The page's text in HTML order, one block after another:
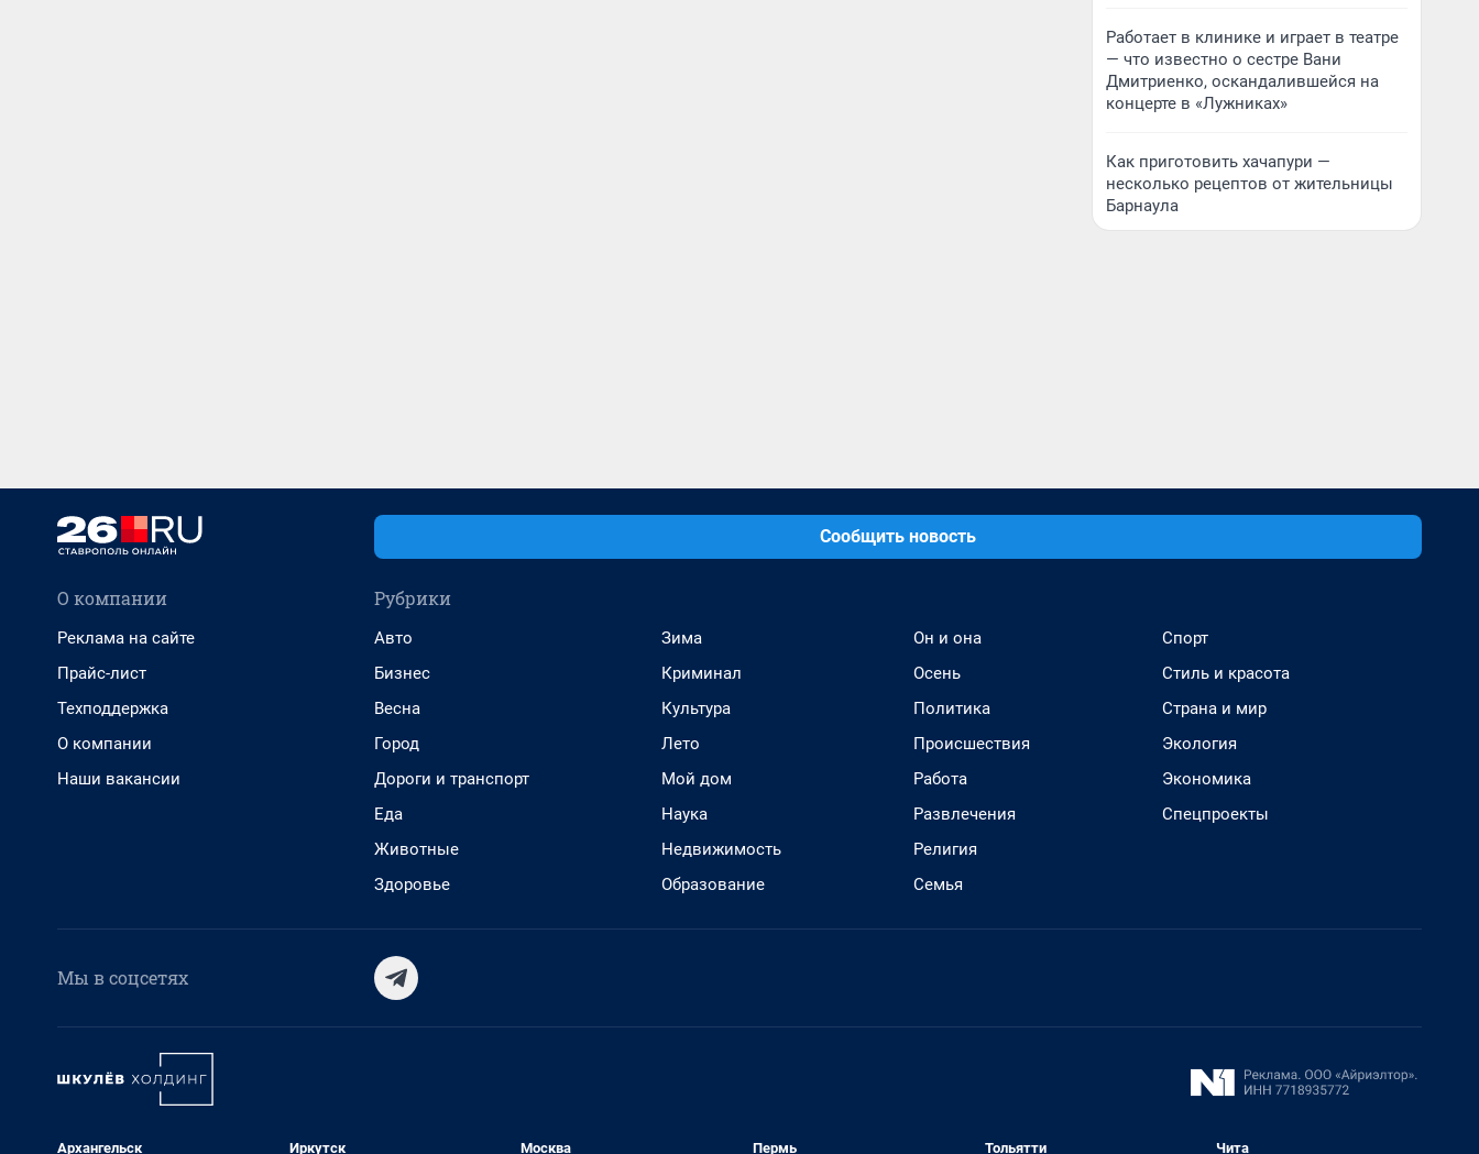
Работает в клинике и играет в театре
— что известно о сестре Вани
Дмитриенко, оскандалившейся на
концерте в «Лужниках»
Как приготовить хачапури —
несколько рецептов от жительницы
Барнаула
Сообщить новость
О компании
Реклама на сайте
Прайс-лист
Техподдержка
О компании
Наши вакансии
Рубрики
Авто
Бизнес
Весна
Город
Дороги и транспорт
Еда
Животные
Здоровье
Зима
Криминал
Культура
Лето
Мой дом
Наука
Недвижимость
Образование
Он и она
Осень
Политика
Происшествия
Работа
Развлечения
Религия
Семья
Спорт
Стиль и красота
Страна и мир
Экология
Экономика
Спецпроекты
Мы в соцсетях
Архангельск Иркутск Москва Пермь Тольятти Чита